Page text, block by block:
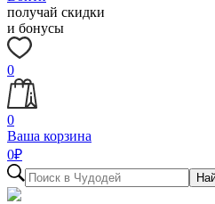
получай скидки
и бонусы
0
0
Ваша корзина
0₽